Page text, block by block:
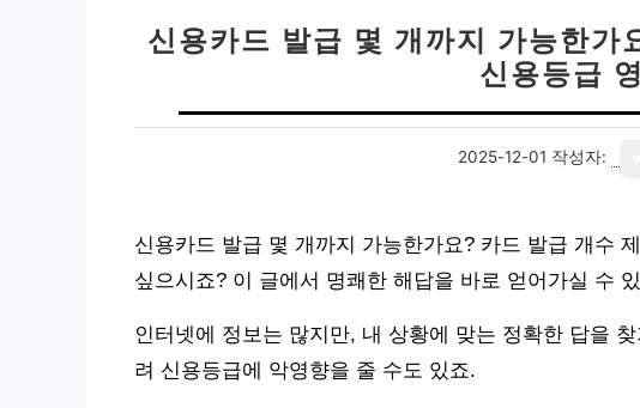
신용카드 발급 몇 개까지 가능한가
신용등급
2025-12-01 작성자:
신용카드 발급 몇 개까지 가능한가요? 카드 발급 개수
싶으시죠? 이 글에서 명쾌한 해답을 바로 얻어가실 수
인터넷에 정보는 많지만, 내 상황에 맞는 정확한 답을
려 신용등급에 악영향을 줄 수도 있죠.